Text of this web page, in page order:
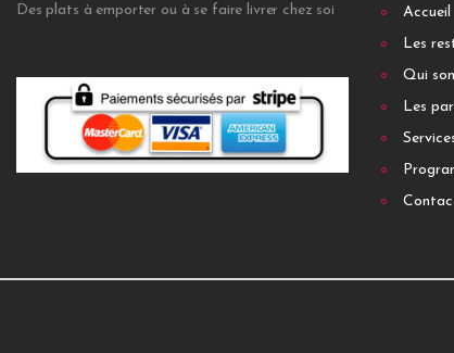
Des plats à emporter ou à se faire livrer chez soi
Accueil
Les
Qui
Les